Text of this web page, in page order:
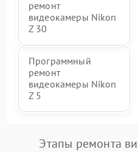
ремонт
видеокамеры Nikon
Z 30
Программный
ремонт
видеокамеры Nikon
Z 5
Этапы ремонта